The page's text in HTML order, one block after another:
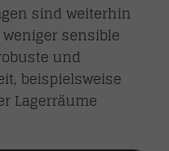
sind weiterhin
sensible
und
beispielsweise
Lagerräume